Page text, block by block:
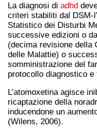
La diagnosi di adhd
criteri stabiliti dal DSM-
Statistico dei Disturbi
successive edizioni o
(decima revisione della
delle Malattie) o
somministrazione del
protocollo diagnostico e
L’atomoxetina agisce
ricaptazione della
inducendone un
(Wilens, 2006).